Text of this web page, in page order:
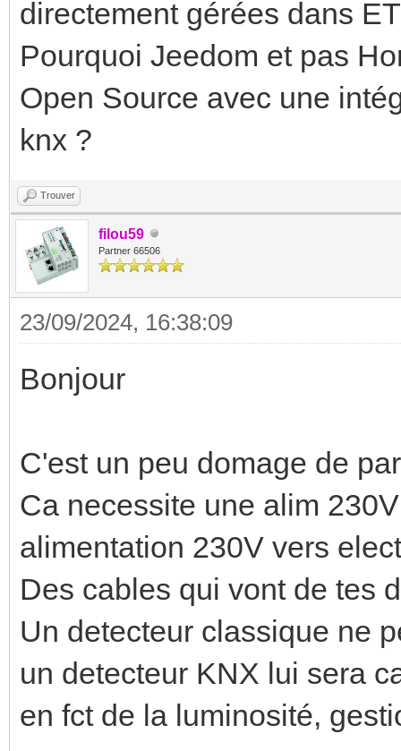
directement gérées dans
Pourquoi Jeedom et pas
Open Source avec une
knx ?
Trouver
filou59
Partner 66506
23/09/2024, 16:38:09
Bonjour
C'est un peu domage de
Ca necessite une alim
alimentation 230V vers
Des cables qui vont de tes
Un detecteur classique ne
un detecteur KNX lui sera
en fct de la luminosité,